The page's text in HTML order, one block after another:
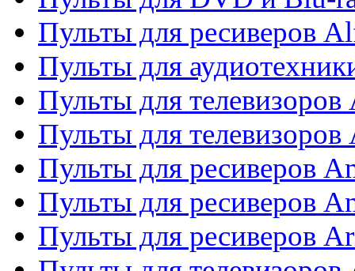
Пульты для ресиверов
Пульты для
Пульты для
Пульты для
Пульты для ресиверов
Пульты для ресиверов
Пульты для ресиверов